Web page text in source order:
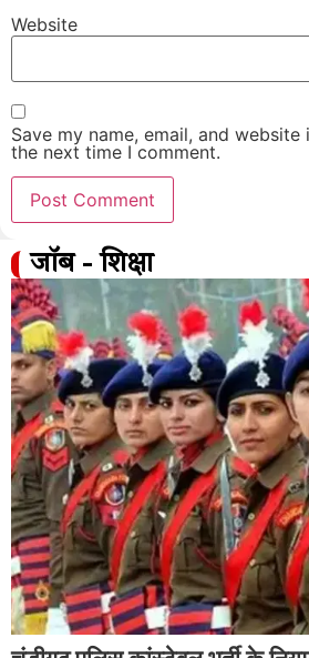
Website
Save my name, email, and
the next time I comment.
जॉब - शिक्षा